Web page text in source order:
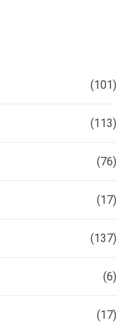
(101)
(113)
(76)
(17)
(137)
(6)
(17)